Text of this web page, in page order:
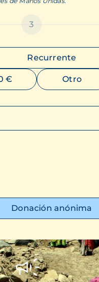
3
Recurrente
120 €
Otro
Donación anónima